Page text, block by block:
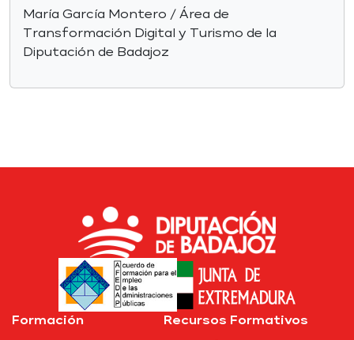
María García Montero / Área de
Transformación Digital y Turismo de la
Diputación de Badajoz
Formación Recursos Formativos